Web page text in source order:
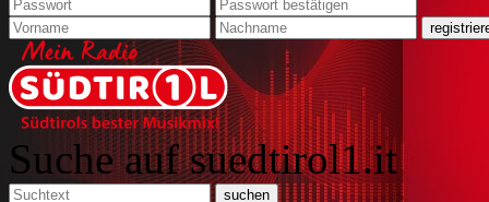
Suche auf suedtirol1.it